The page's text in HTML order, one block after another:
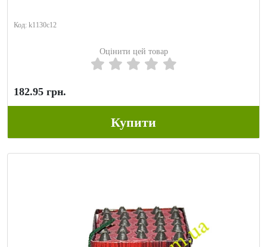
Код: k1130c12
Оцінити цей товар
182.95 грн.
Купити